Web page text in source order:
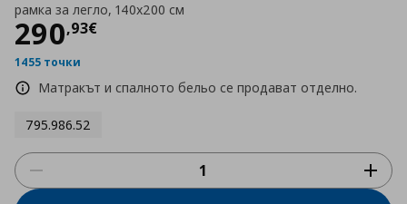
рамка за легло, 140x200 см
290,93€
Цена290,93 €
1455 точки
Матракът и спалното бельо се продават отделно.
795.986.52